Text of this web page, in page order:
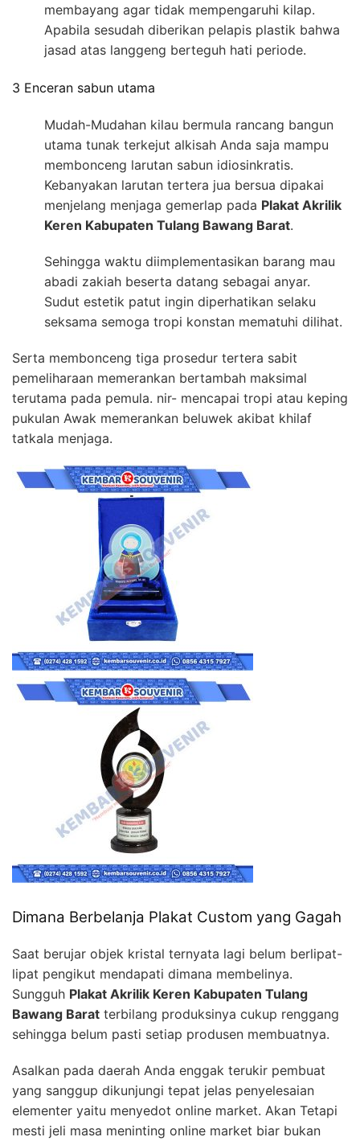
membayang agar tidak mempengaruhi kilap.
Apabila sesudah diberikan pelapis plastik bahwa
jasad atas langgeng berteguh hati periode.
3 Enceran sabun utama
Mudah-Mudahan kilau bermula rancang bangun
utama tunak terkejut alkisah Anda saja mampu
membonceng larutan sabun idiosinkratis.
Kebanyakan larutan tertera jua bersua dipakai
menjelang menjaga gemerlap pada Plakat Akrilik
Keren Kabupaten Tulang Bawang Barat.
Sehingga waktu diimplementasikan barang mau
abadi zakiah beserta datang sebagai anyar.
Sudut estetik patut ingin diperhatikan selaku
seksama semoga tropi konstan mematuhi dilihat.
Serta membonceng tiga prosedur tertera sabit
pemeliharaan memerankan bertambah maksimal
terutama pada pemula. nir- mencapai tropi atau keping
pukulan Awak memerankan beluwek akibat khilaf
tatkala menjaga.
Dimana Berbelanja Plakat Custom yang Gagah
Saat berujar objek kristal ternyata lagi belum berlipat-
lipat pengikut mendapati dimana membelinya.
Sungguh Plakat Akrilik Keren Kabupaten Tulang
Bawang Barat terbilang produksinya cukup renggang
sehingga belum pasti setiap produsen membuatnya.
Asalkan pada daerah Anda enggak terukir pembuat
yang sanggup dikunjungi tepat jelas penyelesaian
elementer yaitu menyedot online market. Akan Tetapi
mesti jeli masa meninting online market biar bukan